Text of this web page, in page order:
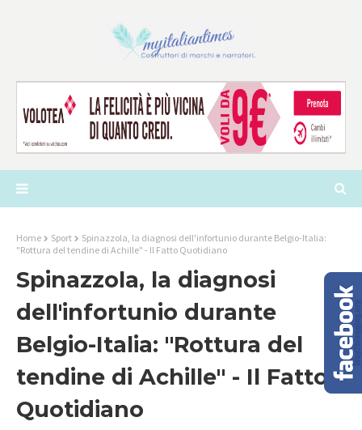
Home Sport
Spinazzola, la diagnosi dell'infortunio durante Belgio-Italia:
"Rottura del tendine di Achille" - Il Fatto Quotidiano
Spinazzola, la diagnosi
dell'infortunio durante
Belgio-Italia: "Rottura del
tendine di Achille" - Il Fatto
Quotidiano